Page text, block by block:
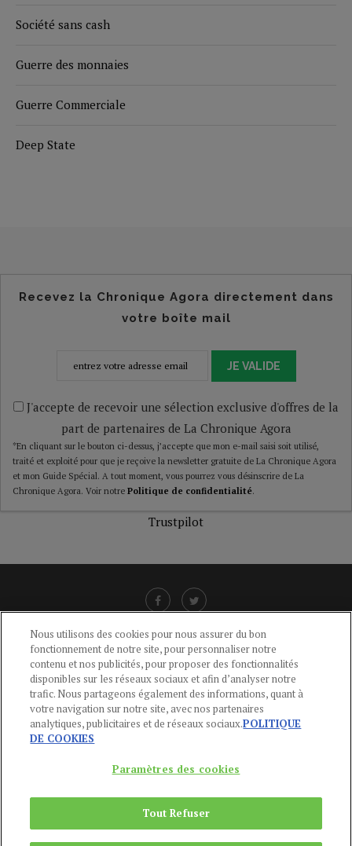
Société sans cash
Guerre des monnaies
Guerre Commerciale
Deep State
Recevez la Chronique Agora directement dans
votre boîte mail
JE VALIDE
J'accepte de recevoir une sélection exclusive d'offres de la
part de partenaires de La Chronique Agora
*En cliquant sur le bouton ci-dessus, j’accepte que mon e-mail saisi soit utilisé,
traité et exploité pour que je reçoive la newsletter gratuite de La Chronique Agora
et mon Guide Spécial. A tout moment, vous pourrez vous désinscrire de La
Chronique Agora. Voir notre Politique de confidentialité.
Trustpilot
CGU-POLITIQUE DE CONFIDENTIALITÉ -POLITIQUE DES COOKIES
MENTIONS LÉGALES -AIDE
CONTACT
01 44 59 91 11
Du Lundi au Vendredi, 9h-13h et 14h-17h
Copyright © 2024Publications Agora
Nous utilisons des cookies pour nous assurer du bon
fonctionnement de notre site, pour personnaliser notre
contenu et nos publicités, pour proposer des fonctionnalités
disponibles sur les réseaux sociaux et afin d’analyser notre
trafic. Nous partageons également des informations, quant à
votre navigation sur notre site, avec nos partenaires
analytiques, publicitaires et de réseaux sociaux.POLITIQUE
DE COOKIES
Paramètres des cookies
Tout Refuser